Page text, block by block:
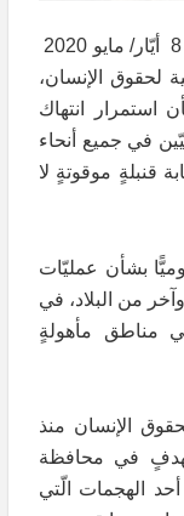
يوم الجمعة 8 أيّار/ مايو 2020
لحقوق الإنسان،
انتهاك
في جميع أنحاء
قنبلةٍ موقوتةٍ لا
بشأن عمليّات
من البلاد، في
مناطق مأهولةٍ
الإنسان منذ
قتلٍ مستهدفٍ في محافظة
مدنيًّا. وفي أحد الهجمات الّتي